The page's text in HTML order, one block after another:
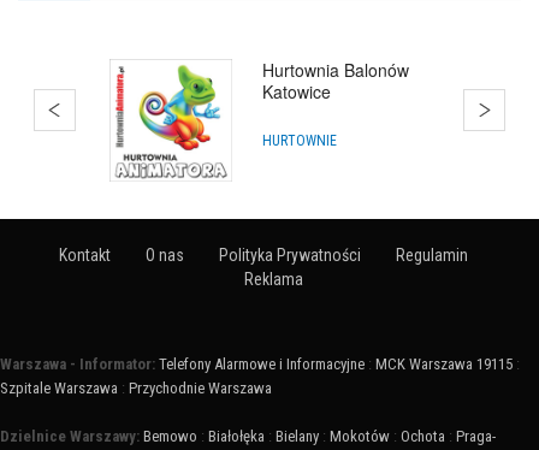
Hurtownia Balonów
Katowice
HURTOWNIE
Kontakt O nas Polityka Prywatności
Regulamin
Reklama
Warszawa - Informator: Telefony Alarmowe i Informacyjne : MCK Warszawa 19115 :
Szpitale Warszawa : Przychodnie Warszawa
Dzielnice Warszawy: Bemowo : Białołęka : Bielany : Mokotów : Ochota : Praga-